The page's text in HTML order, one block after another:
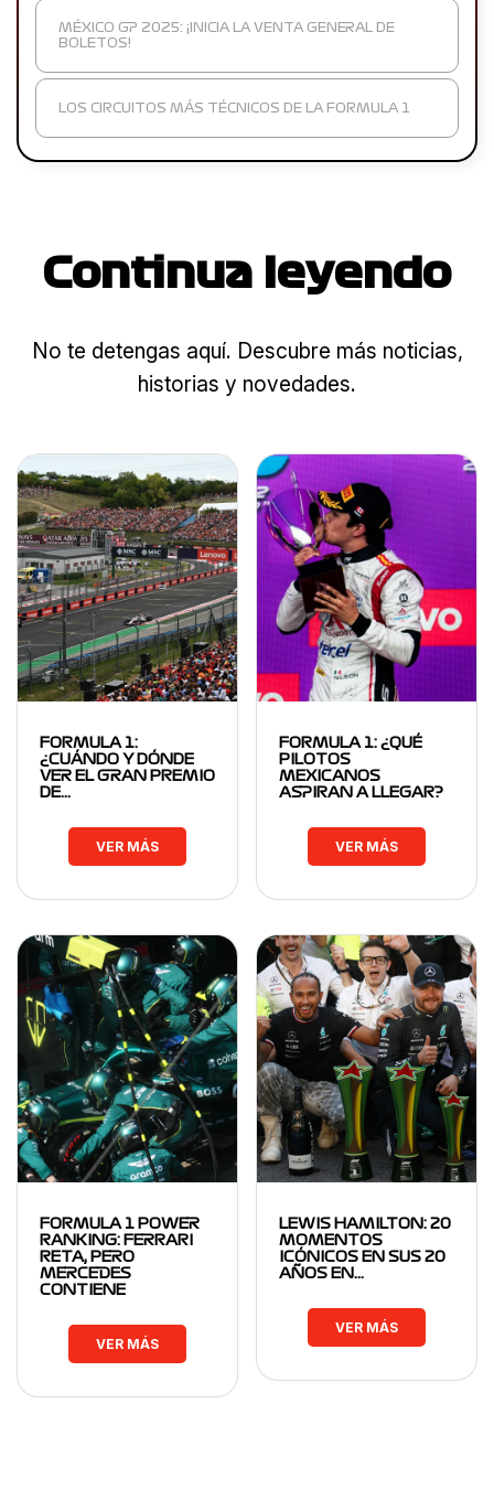
MÉXICO GP 2025: ¡INICIA LA VENTA GENERAL DE
BOLETOS!
LOS CIRCUITOS MÁS TÉCNICOS DE LA FORMULA 1
Continua leyendo
No te detengas aquí. Descubre más noticias,
historias y novedades.
FORMULA 1:
¿CUÁNDO Y DÓNDE
VER EL GRAN PREMIO
DE…
VER MÁS
FORMULA 1: ¿QUÉ
PILOTOS
MEXICANOS
ASPIRAN A LLEGAR?
VER MÁS
FORMULA 1 POWER
RANKING: FERRARI
RETA, PERO
MERCEDES
CONTIENE
VER MÁS
LEWIS HAMILTON: 20
MOMENTOS
ICÓNICOS EN SUS 20
AÑOS EN…
VER MÁS